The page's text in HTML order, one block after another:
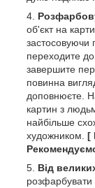
об'єкт на
застосовуючи
переходите до
завершите
повинна
доповнюєте.
картин з
найбільше
художником. [
Від
розфарбувати